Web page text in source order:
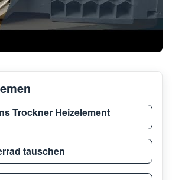
Trockner Heizelement
tauschen